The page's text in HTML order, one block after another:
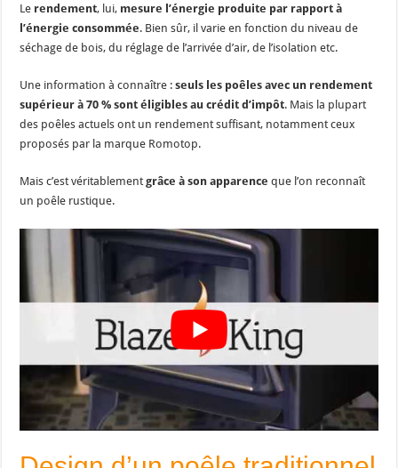
Le rendement, lui, mesure l’énergie produite par rapport à
l’énergie consommée. Bien sûr, il varie en fonction du niveau de
séchage de bois, du réglage de l’arrivée d’air, de l’isolation etc.
Une information à connaître : seuls les poêles avec un rendement
supérieur à 70 % sont éligibles au crédit d’impôt. Mais la plupart
des poêles actuels ont un rendement suffisant, notamment ceux
proposés par la marque Romotop.
Mais c’est véritablementgrâce à son apparence que l’on reconnaît
un poêle rustique.